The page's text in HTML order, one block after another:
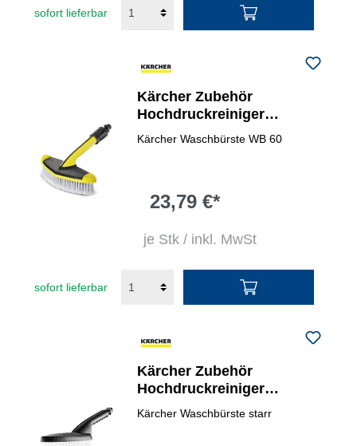
sofort lieferbar
Kärcher Zubehör
Hochdruckreiniger
Waschbürste WB 60
Kärcher Waschbürste WB 60
23,79 €*
je Stk / inkl. MwSt
sofort lieferbar
Kärcher Zubehör
Hochdruckreiniger
Waschbürste
Kärcher Waschbürste starr